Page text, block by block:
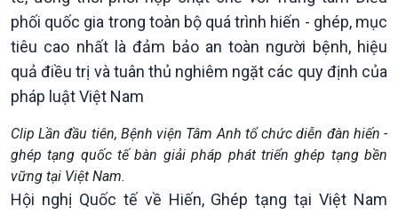
Chuyện đêm
phối quốc gia trong toàn bộ quá trình hiến - ghép, mục
tiêu cao nhất là đảm bảo an toàn người bệnh, hiệu
quả điều trị và tuân thủ nghiêm ngặt các quy định của
pháp luật Việt Nam
Clip Lần đầu tiên, Bệnh viện Tâm Anh tổ chức diễn đàn hiến -
ghép tạng quốc tế bàn giải pháp phát triển ghép tạng bền
vững tại Việt Nam.
Hội nghị Quốc tế về Hiến, Ghép tạng tại Việt Nam